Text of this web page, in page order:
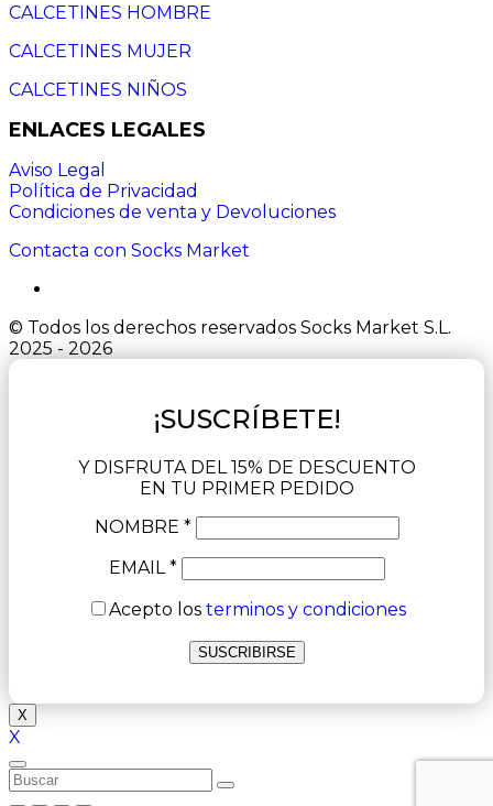
CALCETINES HOMBRE
CALCETINES MUJER
CALCETINES NIÑOS
ENLACES LEGALES
Aviso Legal
Política de Privacidad
Condiciones de venta y Devoluciones
Contacta con Socks Market
© Todos los derechos reservados Socks Market S.L.
2025 - 2026
¡SUSCRÍBETE!
Y DISFRUTA DEL 15% DE DESCUENTO
EN TU PRIMER PEDIDO
NOMBRE *
EMAIL *
Acepto los terminos y condiciones
X
X